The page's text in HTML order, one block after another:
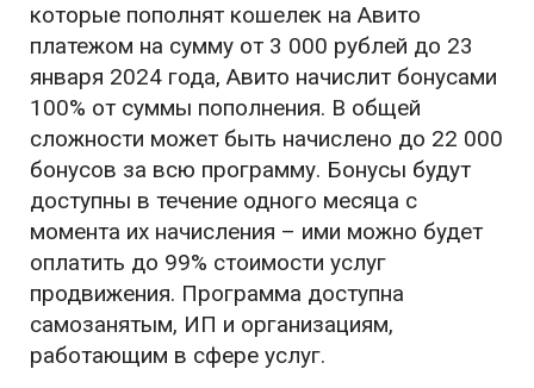
которые пополнят кошелек на Авито
платежом на сумму от 3 000 рублей до 23
января 2024 года, Авито начислит бонусами
100% от суммы пополнения. В общей
сложности может быть начислено до 22 000
бонусов за всю программу. Бонусы будут
доступны в течение одного месяца с
момента их начисления – ими можно будет
оплатить до 99% стоимости услуг
продвижения. Программа доступна
самозанятым, ИП и организациям,
работающим в сфере услуг.